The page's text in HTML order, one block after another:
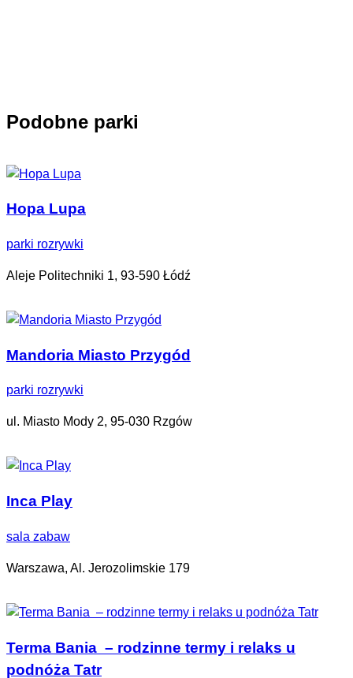
Podobne parki
Hopa Lupa
parki rozrywki
Aleje Politechniki 1, 93-590 Łódź
Mandoria Miasto Przygód
parki rozrywki
ul. Miasto Mody 2, 95-030 Rzgów
Inca Play
sala zabaw
Warszawa, Al. Jerozolimskie 179
Terma Bania – rodzinne termy i relaks u
podnóża Tatr